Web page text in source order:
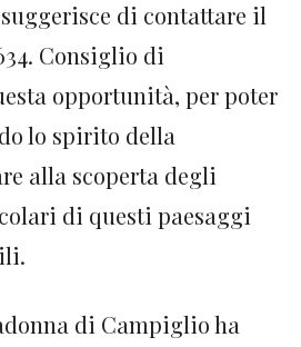
di contattare il
Consiglio di
opportunità, per poter
lo spirito della
alla scoperta degli
di questi paesaggi
di Campiglio ha